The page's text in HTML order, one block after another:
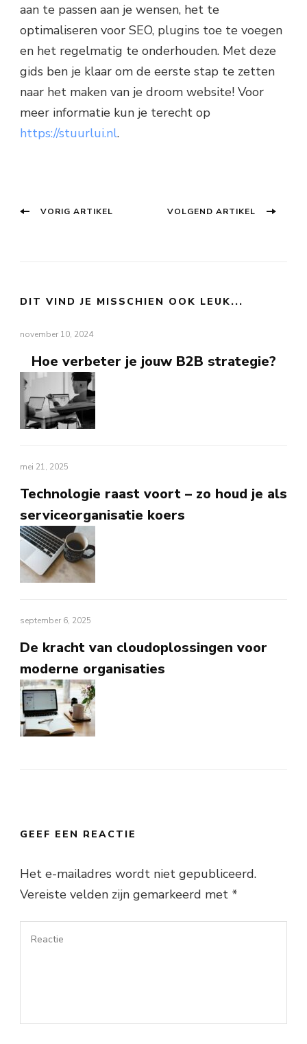
aan te passen aan je wensen, het te
optimaliseren voor SEO, plugins toe te voegen
en het regelmatig te onderhouden. Met deze
gids ben je klaar om de eerste stap te zetten
naar het maken van je droom website! Voor
meer informatie kun je terecht op
https://stuurlui.nl.
Berichtnavigatie
VORIG ARTIKEL VOLGEND ARTIKEL Volgend
DIT VIND JE MISSCHIEN OOK LEUK...
november 10, 2024
Hoe verbeter je jouw B2B strategie?
mei 21, 2025
Technologie raast voort – zo houd je als
serviceorganisatie koers
september 6, 2025
De kracht van cloudoplossingen voor
moderne organisaties
GEEF EEN REACTIE
Het e-mailadres wordt niet gepubliceerd.
Vereiste velden zijn gemarkeerd met *